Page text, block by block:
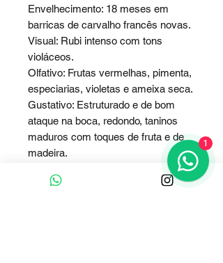
Envelhecimento: 18 meses em
barricas de carvalho francês novas.
Visual: Rubi intenso com tons
violáceos.
Olfativo: Frutas vermelhas, pimenta,
especiarias, violetas e ameixa seca.
Gustativo: Estruturado e de bom
ataque na boca, redondo, taninos
maduros com toques de fruta e de
madeira.
Harmonização: Carnes vermelhas
grelhadas
1